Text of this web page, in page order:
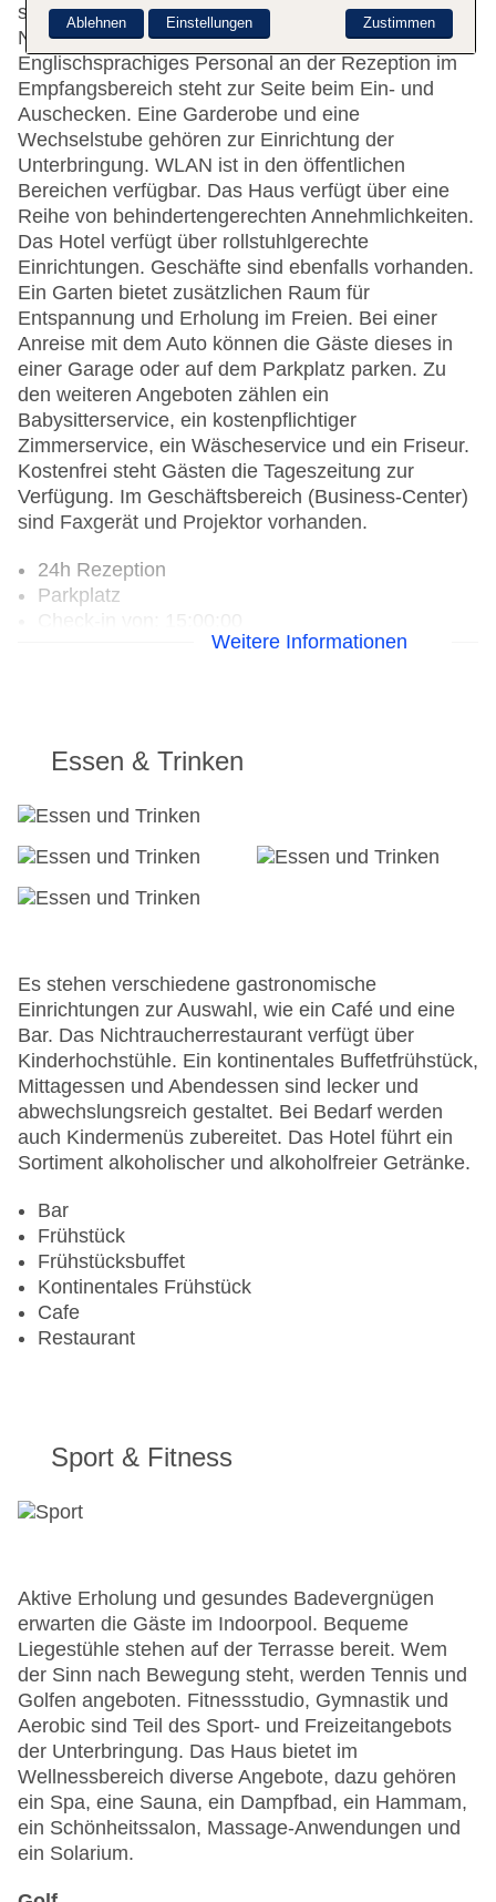
stöckigen Haus mit einem Aufzug und 75
Nichtraucherzimmern willkommen.
Englischsprachiges Personal an der Rezeption im
Empfangsbereich steht zur Seite beim Ein- und
Auschecken. Eine Garderobe und eine
Wechselstube gehören zur Einrichtung der
Unterbringung. WLAN ist in den öffentlichen
Bereichen verfügbar. Das Haus verfügt über eine
Reihe von behindertengerechten Annehmlichkeiten.
Das Hotel verfügt über rollstuhlgerechte
Einrichtungen. Geschäfte sind ebenfalls vorhanden.
Ein Garten bietet zusätzlichen Raum für
Entspannung und Erholung im Freien. Bei einer
Anreise mit dem Auto können die Gäste dieses in
einer Garage oder auf dem Parkplatz parken. Zu
den weiteren Angeboten zählen ein
Babysitterservice, ein kostenpflichtiger
Zimmerservice, ein Wäscheservice und ein Friseur.
Kostenfrei steht Gästen die Tageszeitung zur
Verfügung. Im Geschäftsbereich (Business-Center)
sind Faxgerät und Projektor vorhanden.
24h Rezeption
Parkplatz
Check-out bis: 11:00:00
Hoteleröffnung: 1705
WLAN/WiFi im Hotel
Lift
Anzahl der Konferenzräume: 1
Haustiere: gegen Gebühr
Gesamtanzahl der Stockwerke: 3
Gesamtanzahl der Zimmer: 75
Pools:Indoor Pool, Liegen am Pool
Zahlungsarten: American Express, Diners Club,
EC Maestro, Mastercard, Visa
Landeskategorie: 4 Sterne
Weitere Informationen
Essen & Trinken
Es stehen verschiedene gastronomische
Einrichtungen zur Auswahl, wie ein Café und eine
Bar. Das Nichtraucherrestaurant verfügt über
Kinderhochstühle. Ein kontinentales Buffetfrühstück,
Mittagessen und Abendessen sind lecker und
abwechslungsreich gestaltet. Bei Bedarf werden
auch Kindermenüs zubereitet. Das Hotel führt ein
Sortiment alkoholischer und alkoholfreier Getränke.
Bar
Frühstück
Frühstücksbuffet
Kontinentales Frühstück
Cafe
Restaurant
Sport & Fitness
Aktive Erholung und gesundes Badevergnügen
erwarten die Gäste im Indoorpool. Bequeme
Liegestühle stehen auf der Terrasse bereit. Wem
der Sinn nach Bewegung steht, werden Tennis und
Golfen angeboten. Fitnessstudio, Gymnastik und
Aerobic sind Teil des Sport- und Freizeitangebots
der Unterbringung. Das Haus bietet im
Wellnessbereich diverse Angebote, dazu gehören
ein Spa, eine Sauna, ein Dampfbad, ein Hammam,
ein Schönheitssalon, Massage-Anwendungen und
ein Solarium.
Zustimmen
Ablehnen Einstellungen